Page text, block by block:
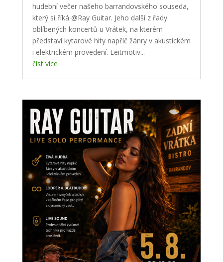
hudební večer našeho barrandovského souseda,
který si říká @Ray Guitar. Jeho další z řady
oblíbených koncertů u Vrátek, na kterém
představí kytarové hity napříč žánry v akustickém
i elektrickém provedení. Leitmotiv...
číst více